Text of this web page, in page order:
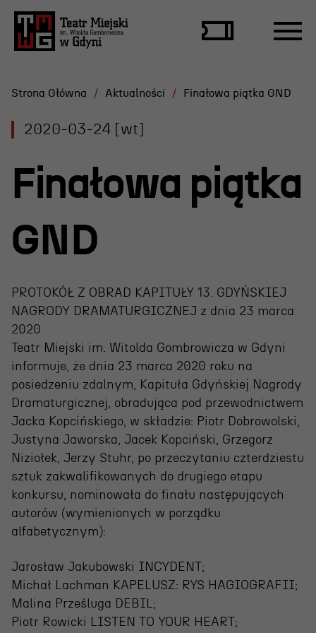
Scena Letnia
Bilety
Projekty Teatru
Festiwal R@Port
Gdyńska Nagroda Dramaturgiczna
Konkurs im. Andrzeja
Żurowskiego
Teatr
Historia teatru
Aktualności
Dostępny Teatr Miejski
Strona Główna Aktualności Finałowa piątka GND
2020-03-24 [wt]
Finałowa piątka
GND
PROTOKÓŁ Z OBRAD KAPITUŁY 13. GDYŃSKIEJ
NAGRODY DRAMATURGICZNEJ z dnia 23 marca
2020
Teatr Miejski im. Witolda Gombrowicza w Gdyni
informuje, że dnia 23 marca 2020 roku na
posiedzeniu zdalnym, Kapituła Gdyńskiej Nagrody
Dramaturgicznej, obradująca pod przewodnictwem
Jacka Kopcińskiego, w składzie: Piotr Dobrowolski,
Justyna Jaworska, Jacek Kopciński, Grzegorz
Niziołek, Jerzy Stuhr, po przeczytaniu czterdziestu
sztuk zakwalifikowanych do drugiego etapu
konkursu, nominowała do finału następujących
autorów (wymienionych w porządku
alfabetycznym):
Jarosław Jakubowski INCYDENT;
Michał Lachman KAPELUSZ: RYS HAGIOGRAFII;
Malina Prześluga DEBIL;
Piotr Rowicki LISTEN TO YOUR HEART;